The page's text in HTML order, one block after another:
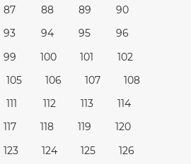
87 88 89
90
93 94 95
96
99 100 101
102
105 106 107
108
111 112 113
114
117 118 119
120
123 124 125
126